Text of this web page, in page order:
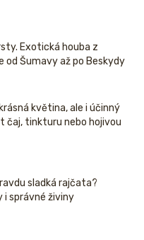
Exotická houba z
od Šumavy až po Beskydy
květina, ale i účinný
čaj, tinkturu nebo hojivou
sladká rajčata?
i správné živiny